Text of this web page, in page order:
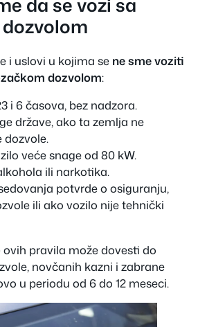
da se vozi sa
i uslovi u kojima se ne sme voziti
dozvolom:
i 6 časova, bez nadzora.
države, ako ta zemlja ne
dozvole.
veće snage od 80 kW.
ili narkotika.
potvrde o osiguranju,
ili ako vozilo nije tehnički
pravila može dovesti do
novčanih kazni i zabrane
u periodu od 6 do 12 meseci.